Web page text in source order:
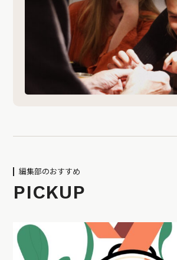
編集部のおすすめ
PICKUP